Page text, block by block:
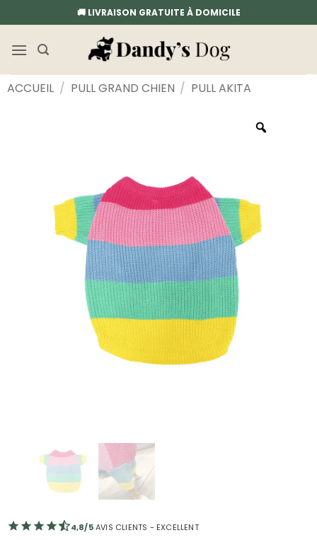
au
contenu
🚚 LIVRAISON GRATUITE À DOMICILE
ACCUEIL / PULL GRAND CHIEN / PULL AKITA
4,8/5AVIS CLIENTS - EXCELLENT